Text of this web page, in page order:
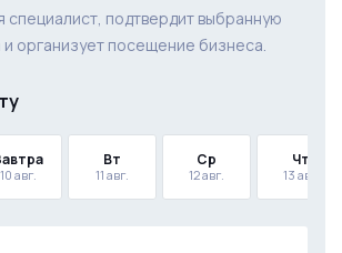
специалист, подтвердит выбранную
организует посещение бизнеса.
10 авг.
Вт
11 авг.
Ср
12 авг.
Чт
13 авг.